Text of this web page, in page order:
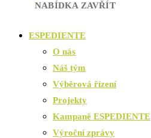
NABÍDKA ZAVŘÍT
ESPEDIENTE
O nás
Náš tým
Výběrová řízení
Projekty
Kampaně ESPEDIENTE
Výroční zprávy